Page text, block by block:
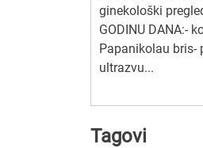
ginekološki
GODINU DANA:-
Papanikolau bris-
ultrazvu...
Tagovi